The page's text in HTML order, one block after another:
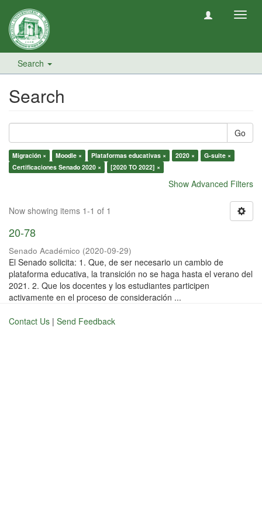
Search
Search
Go
Migración × Moodle × Plataformas educativas × 2020 ×
G-suite ×
Certificaciones Senado 2020 ×
[2020 TO 2022] ×
Show Advanced Filters
Now showing items 1-1 of 1
20-78
Senado Académico (2020-09-29)
El Senado solicita: 1. Que, de ser necesario un cambio de
plataforma educativa, la transición no se haga hasta el verano del
2021. 2. Que los docentes y los estudiantes participen
activamente en el proceso de consideración ...
Contact Us | Send Feedback